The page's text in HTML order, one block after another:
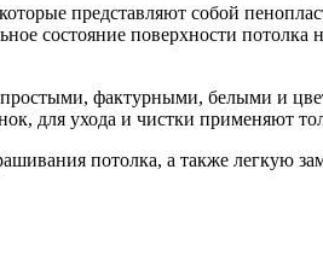
представляют собой
состояние поверхности потолка
фактурными, белыми и
для ухода и чистки применяют
потолка, а также легкую